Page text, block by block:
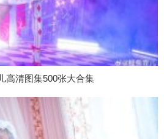
高清图集500张大合集